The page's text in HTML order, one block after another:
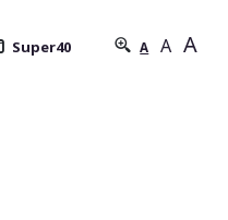
Super40 A A A